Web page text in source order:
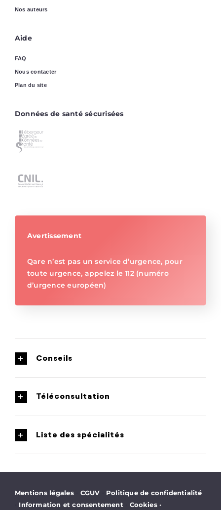
Nos auteurs
Aide
FAQ
Nous contacter
Plan du site
Données de santé sécurisées
Avertissement
Qare n’est pas un service d’urgence, pour
toute urgence, appelez le 112 (numéro
d’urgence européen)
Conseils
Téléconsultation
Liste des spécialités
Mentions légales CGUV Politique de confidentialité
Information et consentement Cookies·